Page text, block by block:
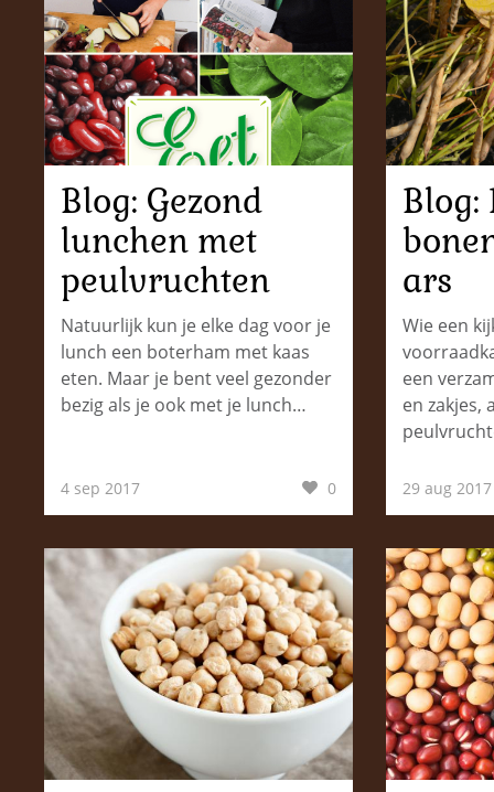
Blog: Gezond
lunchen met
peulvruchten
Natuurlijk kun je elke dag voor je
lunch een boterham met kaas
eten. Maar je bent veel gezonder
bezig als je ook met je lunch…
4 sep 2017 0
Blog:
ars
Wie een
een
en zakjes,
29 aug 2017